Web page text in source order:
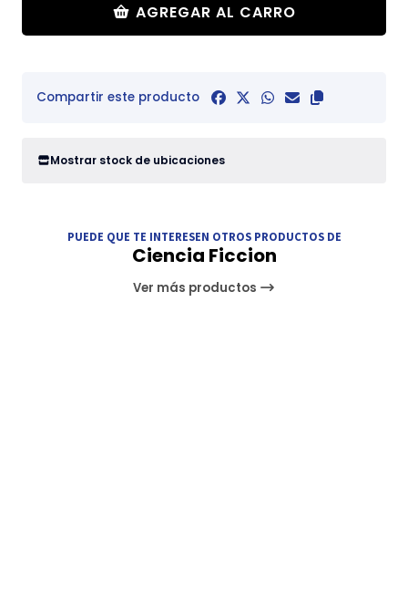
AGREGAR AL CARRO
Compartir este producto
Mostrar stock de ubicaciones
PUEDE QUE TE INTERESEN OTROS PRODUCTOS DE
Ciencia Ficcion
Ver más productos